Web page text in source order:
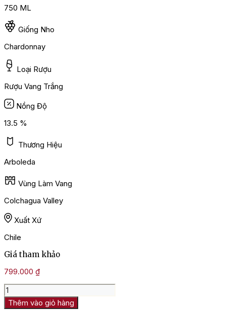
750 ML
Giống Nho
Chardonnay
Loại Rượu
Rượu Vang Trắng
Nồng Độ
13.5 %
Thương Hiệu
Arboleda
Vùng Làm Vang
Colchagua Valley
Xuất Xứ
Chile
Giá tham khảo
799.000 ₫
Rượu
Vang
Trắng
Thêm vào giỏ hàng